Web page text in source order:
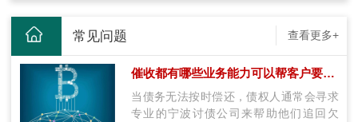
常见问题 查看更多+
催收都有哪些业务能力可以帮客户要回欠款
当债务无法按时偿还，债权人通常会寻求
专业的宁波讨债公司来帮助他们追回欠